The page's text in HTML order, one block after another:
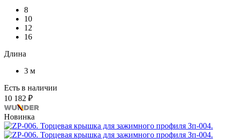
8
10
12
16
Длина
3 м
Есть в наличии
10 182 ₽
Новинка